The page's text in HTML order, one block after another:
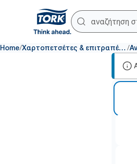
Home/ Χαρτοπετσέτες & επιτραπέζια σκεύη /